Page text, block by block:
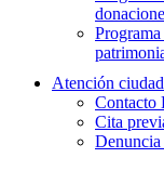
Atención
Contacto
Cita